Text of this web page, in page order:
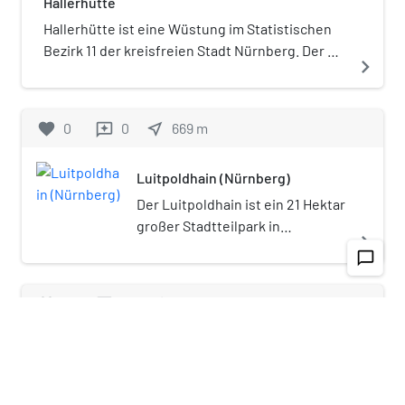
Hallerhütte ist eine Wüstung im Statistischen
Bezirk 11 der kreisfreien Stadt Nürnberg. Der Ort
Ziegelstadel bezeichnet.
navigate_next
favorite 0 reviews 0 near_me 669 m
Luitpoldhain (Nürnberg)
Der Luitpoldhain ist ein 21 Hektar
großer Stadtteilpark in
navigate_next
chat_bubble_outline